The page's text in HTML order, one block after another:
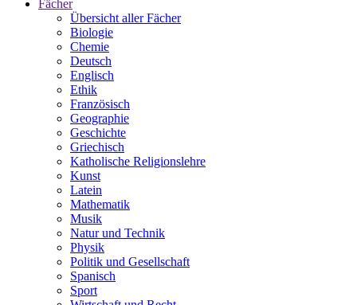
Fächer
Übersicht aller Fächer
Biologie
Chemie
Deutsch
Englisch
Ethik
Französisch
Geographie
Geschichte
Griechisch
Katholische Religionslehre
Kunst
Latein
Mathematik
Musik
Natur und Technik
Physik
Politik und Gesellschaft
Spanisch
Sport